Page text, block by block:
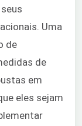
Uma
de
de
em
eles sejam